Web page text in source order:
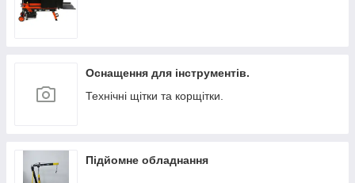
Оснащення для інструментів.
Технічні щітки та корщітки.
Підйомне обладнання